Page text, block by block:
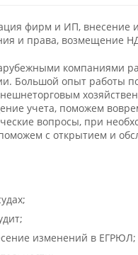
фирм и ИП,
и права, возмещение
компаниями
Большой опыт работы
учета, поможем
вопросы, при
с открытием и
изменений в ЕГРЮЛ;